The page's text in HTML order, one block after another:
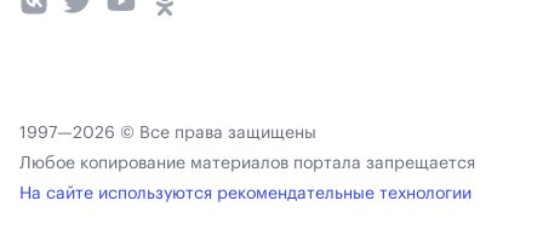
1997—2026 © Все права защищены
Любое копирование материалов портала запрещается
На сайте используются рекомендательные технологии